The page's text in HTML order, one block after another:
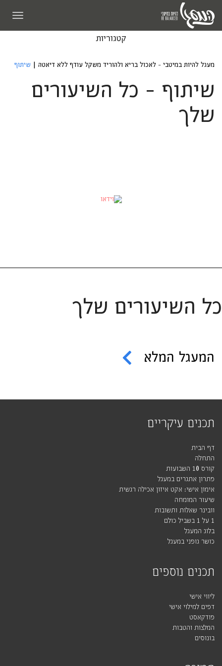
קטגוריות
מעגל להיות במיטבי - לאכול בריא ולהוריד משקל עודף ללא דיאטה | שיתוף
שיתוף - כל השיעורים
שלך
כל השיעורים שלך
המעגל המלא
תכנים עיקריים
דף הבית
התחלה
קורס 10 השבועות
פתרון אתגרים במעגל
אימון אישי: אקט איזון אכילה רגשית
שיעור המומחה
וובינר שאלות ותשובות
1 על 1 בשביל כולם
בלוג המעגל
כושר גופני במעגל
תכנים נוספים
ליווי אישי
דפים למילוי אישי
פודקאסט
המלצות והטבות
בונוסים